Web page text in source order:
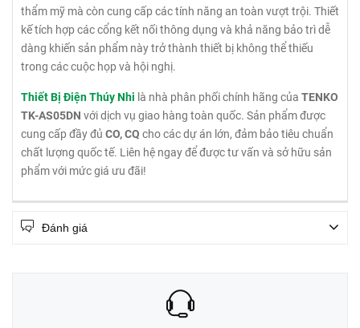
thẩm mỹ mà còn cung cấp các tính năng an toàn vượt trội. Thiết
kế tích hợp các cổng kết nối thông dụng và khả năng bảo trì dễ
dàng khiến sản phẩm này trở thành thiết bị không thể thiếu
trong các cuộc họp và hội nghị.
Thiết Bị Điện Thúy Nhi là nhà phân phối chính hãng của TENKO
TK-AS05DN với dịch vụ giao hàng toàn quốc. Sản phẩm được
cung cấp đầy đủ CO, CQ cho các dự án lớn, đảm bảo tiêu chuẩn
chất lượng quốc tế. Liên hệ ngay để được tư vấn và sở hữu sản
phẩm với mức giá ưu đãi!
Đánh giá